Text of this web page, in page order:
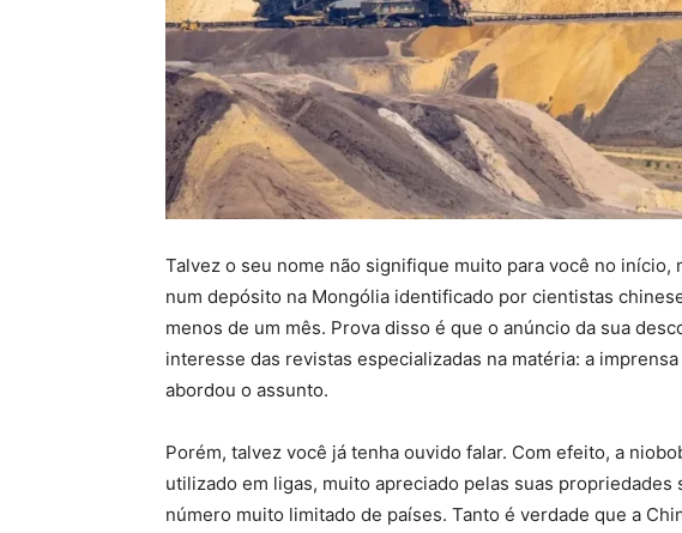
Talvez o seu nome não signifique muito para você no início,
num depósito na Mongólia identificado por cientistas
menos de um mês. Prova disso é que o anúncio da sua
interesse das revistas especializadas na matéria: a
abordou o assunto.
Porém, talvez você já tenha ouvido falar. Com efeito, a
utilizado em ligas, muito apreciado pelas suas
número muito limitado de países. Tanto é verdade que a